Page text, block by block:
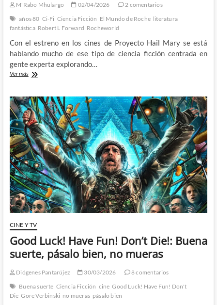
M'Rabo Mhulargo 02/04/2026
2 comentarios
años 80 Ci-Fi Ciencia Ficción El Mundo de Roche literatura
fantástica Robert L Forward Rocheworld
Con el estreno en los cines de Proyecto Hail Mary se está
hablando mucho de ese tipo de ciencia ficción centrada en
gente experta explorando…
Ver másExplorando
con
El
Mundo
de
Roche
de
Robert
L.
Forward
CINE Y TV
Good Luck! Have Fun! Don’t Die!: Buena
suerte, pásalo bien, no mueras
Diógenes Pantarújez 30/03/2026
8 comentarios
Buena suerte Ciencia Ficción cine Good Luck! Have Fun! Don't
Die Gore Verbinski no mueras pásalo bien